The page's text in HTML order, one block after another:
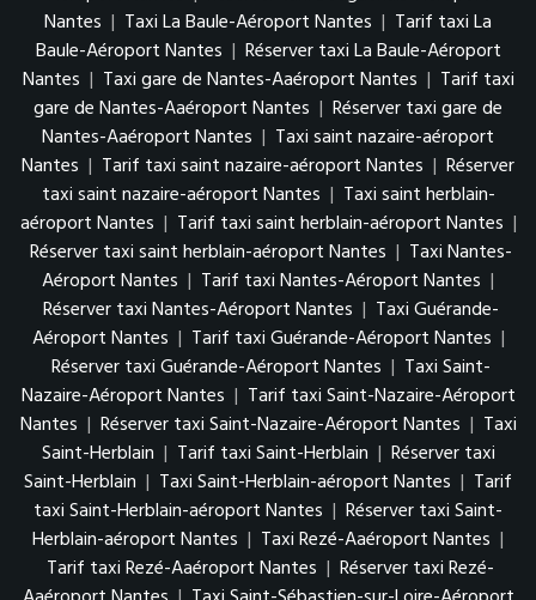
Nantes | Taxi La Baule-Aéroport Nantes | Tarif taxi La
Baule-Aéroport Nantes | Réserver taxi La Baule-Aéroport
Nantes | Taxi gare de Nantes-Aaéroport Nantes | Tarif taxi
gare de Nantes-Aaéroport Nantes | Réserver taxi gare de
Nantes-Aaéroport Nantes | Taxi saint nazaire-aéroport
Nantes | Tarif taxi saint nazaire-aéroport Nantes | Réserver
taxi saint nazaire-aéroport Nantes | Taxi saint herblain-
aéroport Nantes | Tarif taxi saint herblain-aéroport Nantes |
Réserver taxi saint herblain-aéroport Nantes | Taxi Nantes-
Aéroport Nantes | Tarif taxi Nantes-Aéroport Nantes |
Réserver taxi Nantes-Aéroport Nantes | Taxi Guérande-
Aéroport Nantes | Tarif taxi Guérande-Aéroport Nantes |
Réserver taxi Guérande-Aéroport Nantes | Taxi Saint-
Nazaire-Aéroport Nantes | Tarif taxi Saint-Nazaire-Aéroport
Nantes | Réserver taxi Saint-Nazaire-Aéroport Nantes | Taxi
Saint-Herblain | Tarif taxi Saint-Herblain | Réserver taxi
Saint-Herblain | Taxi Saint-Herblain-aéroport Nantes | Tarif
taxi Saint-Herblain-aéroport Nantes | Réserver taxi Saint-
Herblain-aéroport Nantes | Taxi Rezé-Aaéroport Nantes |
Tarif taxi Rezé-Aaéroport Nantes | Réserver taxi Rezé-